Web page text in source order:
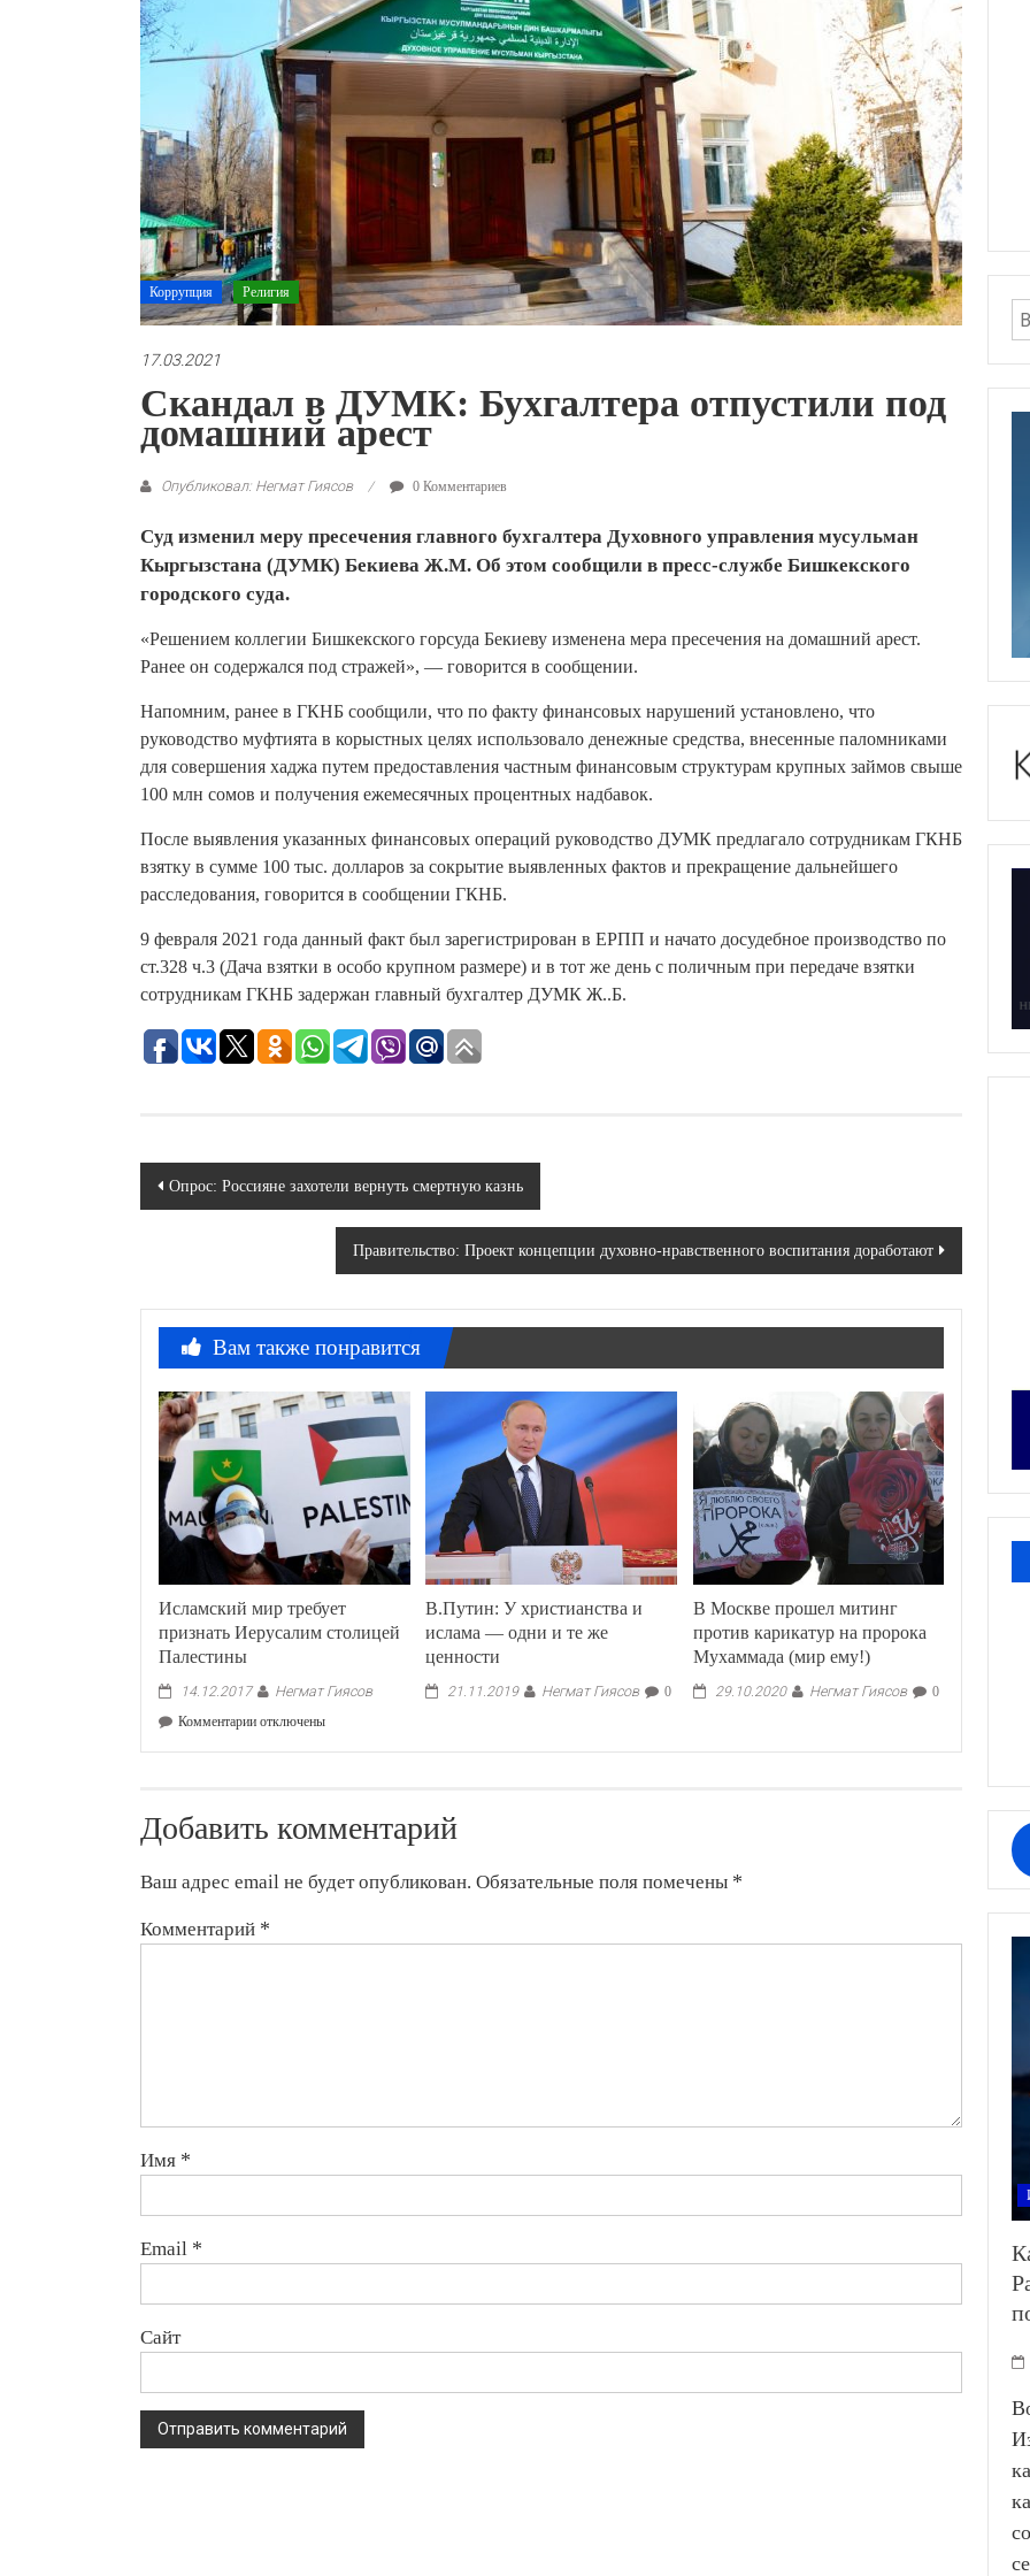
Коррупция Религия
17.03.2021
Скандал в ДУМК: Бухгалтера отпустили под
домашний арест
Опубликовал: Негмат Гиясов 0 Комментариев
Суд изменил меру пресечения главного бухгалтера Духовного управления мусульман
Кыргызстана (ДУМК) Бекиева Ж.М. Об этом сообщили в пресс-службе Бишкекского
городского суда.
«Решением коллегии Бишкекского горсуда Бекиеву изменена мера пресечения на домашний арест.
Ранее он содержался под стражей», — говорится в сообщении.
Напомним, ранее в ГКНБ сообщили, что по факту финансовых нарушений установлено, что
руководство муфтията в корыстных целях использовало денежные средства, внесенные паломниками
для совершения хаджа путем предоставления частным финансовым структурам крупных займов свыше
100 млн сомов и получения ежемесячных процентных надбавок.
После выявления указанных финансовых операций руководство ДУМК предлагало сотрудникам ГКНБ
взятку в сумме 100 тыс. долларов за сокрытие выявленных фактов и прекращение дальнейшего
расследования, говорится в сообщении ГКНБ.
9 февраля 2021 года данный факт был зарегистрирован в ЕРПП и начато досудебное производство по
ст.328 ч.3 (Дача взятки в особо крупном размере) и в тот же день с поличным при передаче взятки
сотрудникам ГКНБ задержан главный бухгалтер ДУМК Ж..Б.
Навигация
Опрос: Россияне захотели вернуть смертную казнь
Правительство: Проект концепции духовно-нравственного воспитания доработают
Вам также понравится
Исламский мир требует
признать Иерусалим столицей
Палестины
14.12.2017 Негмат Гиясов
Комментариик
признать
Иерусалим
Палестины
отключены
В.Путин: У христианства и
ислама — одни и те же
ценности
21.11.2019 Негмат Гиясов 0
В Москве прошел митинг
против карикатур на пророка
Мухаммада (мир ему!)
29.10.2020 Негмат Гиясов 0
Добавить комментарий
Ваш адрес email не будет опубликован. Обязательные поля помечены *
Комментарий *
Имя *
Email *
Сайт